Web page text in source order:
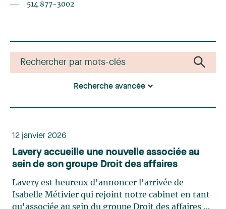
514 877-3002
Recherche avancée
12 janvier 2026
Lavery accueille une nouvelle associée au
sein de son groupe Droit des affaires
Lavery est heureux d'annoncer l'arrivée de
Isabelle Métivier qui rejoint notre cabinet en tant
qu'associée au sein du groupe Droit des affaires et